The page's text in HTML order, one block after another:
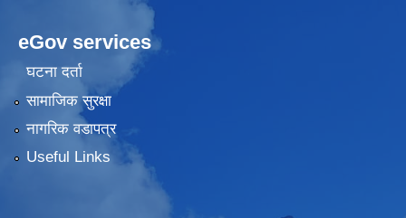
eGov services
घटना दर्ता
सामाजिक सुरक्षा
नागरिक वडापत्र
Useful Links